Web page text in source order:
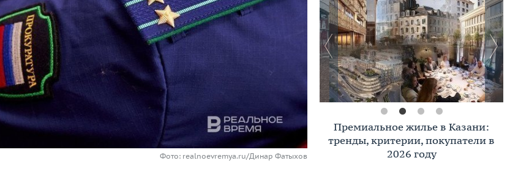
Фото: realnoevremya.ru/Динар Фатыхов
Премиальное жилье в Казани:
тренды, критерии, покупатели в
2026 году